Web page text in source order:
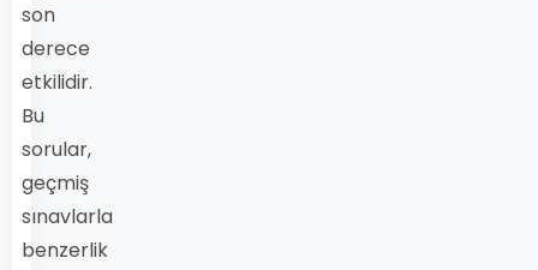
son
derece
etkilidir.
Bu
sorular,
geçmiş
sınavlarla
benzerlik